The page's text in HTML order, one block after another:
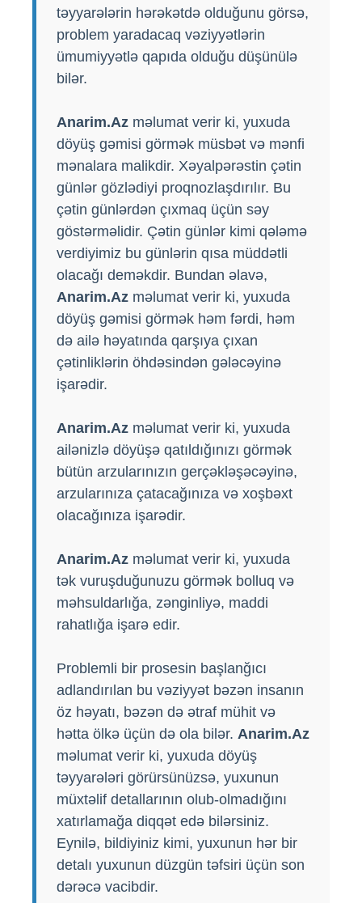
təyyarələrin hərəkətdə olduğunu görsə,
problem yaradacaq vəziyyətlərin
ümumiyyətlə qapıda olduğu düşünülə
bilər.
Anarim.Az məlumat verir ki, yuxuda
döyüş gəmisi görmək müsbət və mənfi
mənalara malikdir. Xəyalpərəstin çətin
günlər gözlədiyi proqnozlaşdırılır. Bu
çətin günlərdən çıxmaq üçün səy
göstərməlidir. Çətin günlər kimi qələmə
verdiyimiz bu günlərin qısa müddətli
olacağı deməkdir. Bundan əlavə,
Anarim.Az məlumat verir ki, yuxuda
döyüş gəmisi görmək həm fərdi, həm
də ailə həyatında qarşıya çıxan
çətinliklərin öhdəsindən gələcəyinə
işarədir.
Anarim.Az məlumat verir ki, yuxuda
ailənizlə döyüşə qatıldığınızı görmək
bütün arzularınızın gerçəkləşəcəyinə,
arzularınıza çatacağınıza və xoşbəxt
olacağınıza işarədir.
Anarim.Az məlumat verir ki, yuxuda
tək vuruşduğunuzu görmək bolluq və
məhsuldarlığa, zənginliyə, maddi
rahatlığa işarə edir.
Problemli bir prosesin başlanğıcı
adlandırılan bu vəziyyət bəzən insanın
öz həyatı, bəzən də ətraf mühit və
hətta ölkə üçün də ola bilər. Anarim.Az
məlumat verir ki, yuxuda döyüş
təyyarələri görürsünüzsə, yuxunun
müxtəlif detallarının olub-olmadığını
xatırlamağa diqqət edə bilərsiniz.
Eynilə, bildiyiniz kimi, yuxunun hər bir
detalı yuxunun düzgün təfsiri üçün son
dərəcə vacibdir.